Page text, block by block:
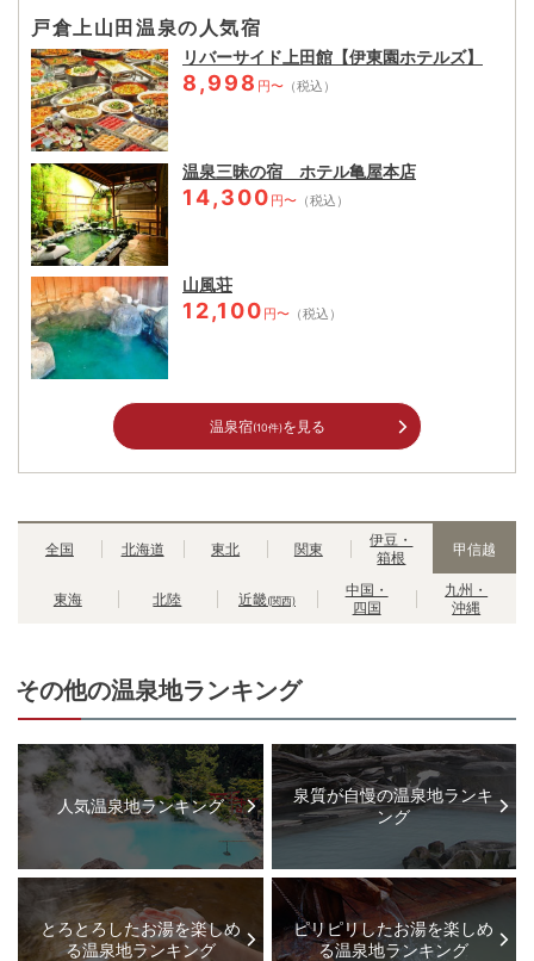
戸倉上山田温泉の人気宿
リバーサイド上田館【伊東園ホテルズ】
8,998 円〜 （税込）
温泉三昧の宿 ホテル亀屋本店
14,300 円〜 （税込）
山風荘
12,100 円〜 （税込）
温泉宿(10件)を見る
全国 北海道 東北 関東
伊豆・
箱根
甲信越
東海 北陸 近畿(関西)
中国・
四国
九州・
沖縄
その他の温泉地ランキング
人気温泉地ランキング
泉質が自慢の温泉地ランキ
ング
とろとろしたお湯を楽しめ
る温泉地ランキング
ピリピリしたお湯を楽しめ
る温泉地ランキング